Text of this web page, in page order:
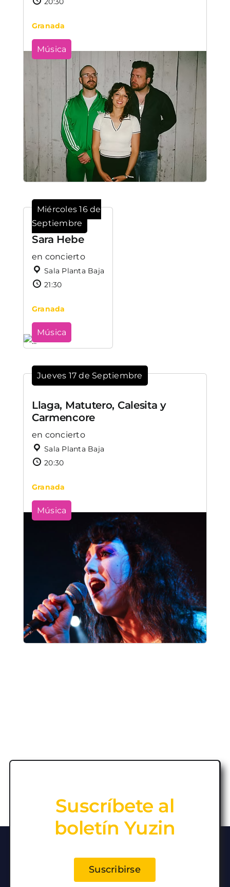
Granada
Música
Miércoles 16 de
Septiembre
Sara Hebe
en concierto
Sala Planta Baja
21:30
Granada
Música
Jueves 17 de Septiembre
Llaga, Matutero, Calesita y
Carmencore
en concierto
Sala Planta Baja
20:30
Granada
Música
Suscríbete al
boletín Yuzin
Suscribirse